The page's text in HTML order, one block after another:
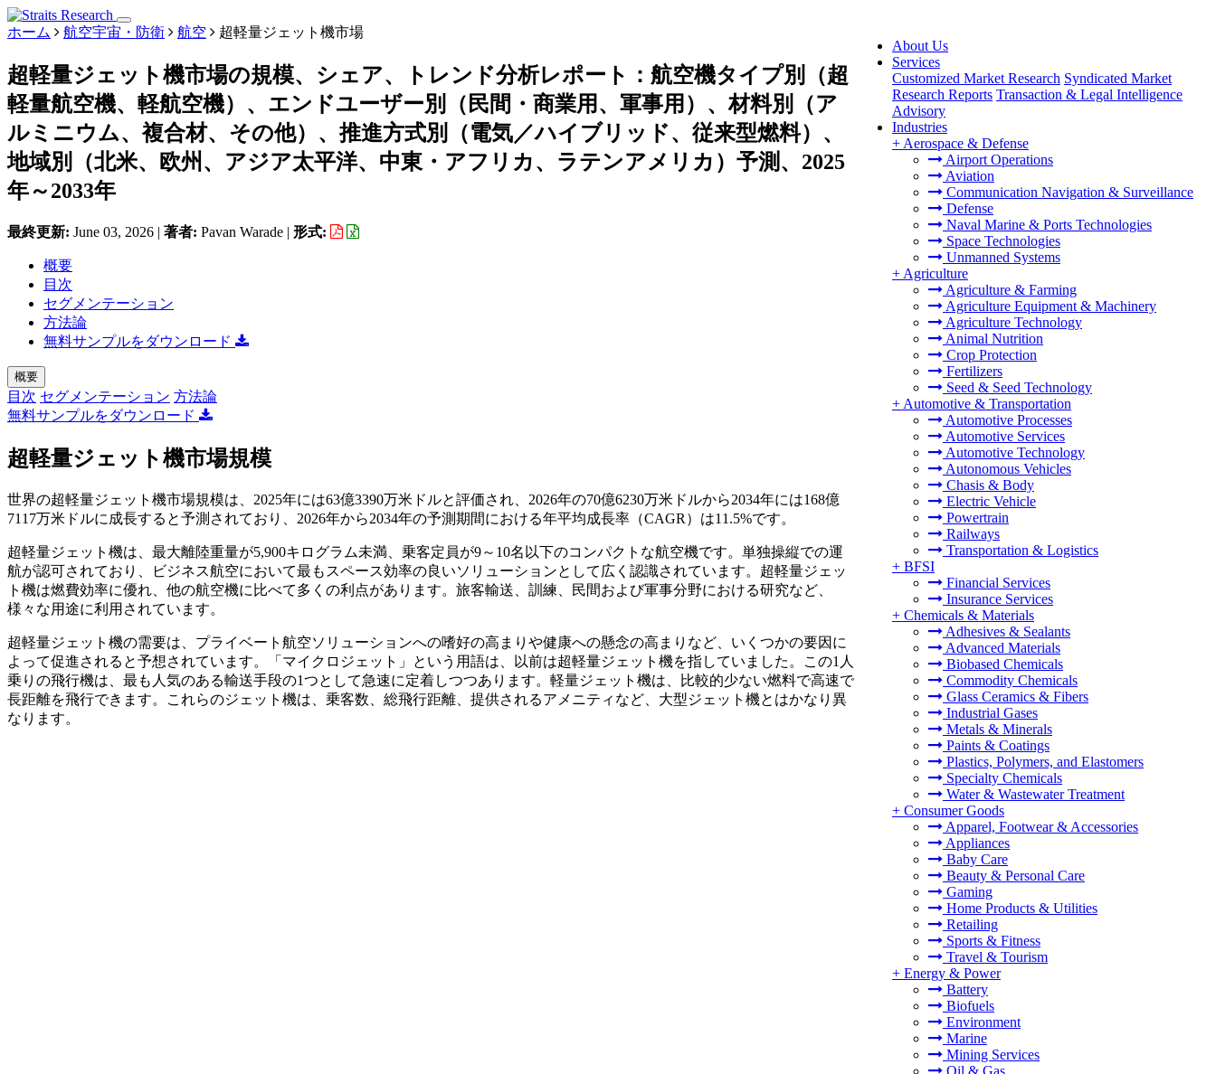
About Us
Services
Customized Market Research Syndicated Market
Research Reports Transaction & Legal Intelligence
Advisory
Industries
+ Aerospace & Defense
Airport Operations
Aviation
Communication Navigation & Surveillance
Defense
Naval Marine & Ports Technologies
Space Technologies
Unmanned Systems
+ Agriculture
Agriculture & Farming
Agriculture Equipment & Machinery
Agriculture Technology
Animal Nutrition
Crop Protection
Fertilizers
Seed & Seed Technology
+ Automotive & Transportation
Automotive Processes
Automotive Services
Automotive Technology
Autonomous Vehicles
Chasis & Body
Electric Vehicle
Powertrain
Railways
Transportation & Logistics
+ BFSI
Financial Services
Insurance Services
+ Chemicals & Materials
Adhesives & Sealants
Advanced Materials
Biobased Chemicals
Commodity Chemicals
Glass Ceramics & Fibers
Industrial Gases
Metals & Minerals
Paints & Coatings
Plastics, Polymers, and Elastomers
Specialty Chemicals
Water & Wastewater Treatment
+ Consumer Goods
Apparel, Footwear & Accessories
Appliances
Baby Care
Beauty & Personal Care
Gaming
Home Products & Utilities
Retailing
Sports & Fitness
Travel & Tourism
+ Energy & Power
Battery
Biofuels
Environment
Marine
Mining Services
Oil & Gas
ホーム 航空宇宙・防衛 航空 超軽量ジェット機市場
超軽量ジェット機市場の規模、シェア、トレンド分析レポート：航空機タイプ別（超
軽量航空機、軽航空機）、エンドユーザー別（民間・商業用、軍事用）、材料別（ア
ルミニウム、複合材、その他）、推進方式別（電気／ハイブリッド、従来型燃料）、
地域別（北米、欧州、アジア太平洋、中東・アフリカ、ラテンアメリカ）予測、2025
年～2033年
最終更新: June 03, 2026 | 著者: Pavan Warade | 形式:
概要
目次
セグメンテーション
方法論
無料サンプルをダウンロード
概要
目次 セグメンテーション 方法論
無料サンプルをダウンロード
超軽量ジェット機市場規模
世界の超軽量ジェット機市場規模は、2025年には63億3390万米ドルと評価され、2026年の70億6230万米ドルから2034年には168億
7117万米ドルに成長すると予測されており、2026年から2034年の予測期間における年平均成長率（CAGR）は11.5%です。
超軽量ジェット機は、最大離陸重量が5,900キログラム未満、乗客定員が9～10名以下のコンパクトな航空機です。単独操縦での運
航が認可されており、ビジネス航空において最もスペース効率の良いソリューションとして広く認識されています。超軽量ジェッ
ト機は燃費効率に優れ、他の航空機に比べて多くの利点があります。旅客輸送、訓練、民間および軍事分野における研究など、
様々な用途に利用されています。
超軽量ジェット機の需要は、プライベート航空ソリューションへの嗜好の高まりや健康への懸念の高まりなど、いくつかの要因に
よって促進されると予想されています。「マイクロジェット」という用語は、以前は超軽量ジェット機を指していました。この1人
乗りの飛行機は、最も人気のある輸送手段の1つとして急速に定着しつつあります。軽量ジェット機は、比較的少ない燃料で高速で
長距離を飛行できます。これらのジェット機は、乗客数、総飛行距離、提供されるアメニティなど、大型ジェット機とはかなり異
なります。